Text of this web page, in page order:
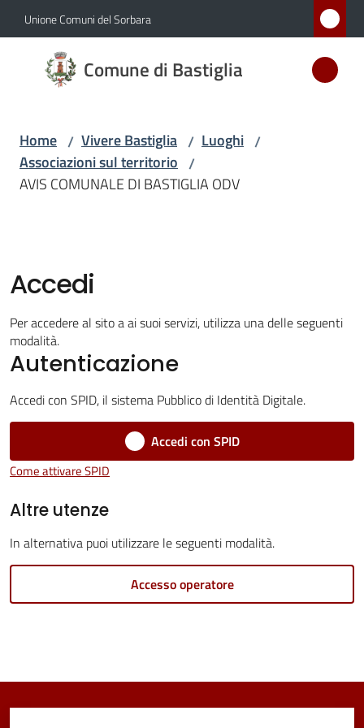
Vai al contenuto
Vai alla navigazione
Vai al footer
Unione Comuni del Sorbara
Comune di Bastiglia
Comune
di
Amministrazione
Vivere
Bastiglia
Menu selezionato
gli
Seguici
Home / Vivere Bastiglia / Luoghi /
Associazioni sul territorio /
AVIS COMUNALE DI BASTIGLIA ODV
Accedi
Per accedere al sito a ai suoi servizi, utilizza una delle seguenti
modalità.
Autenticazione
Accedi con SPID, il sistema Pubblico di Identità Digitale.
Accedi con SPID
Come attivare SPID
Altre utenze
In alternativa puoi utilizzare le seguenti modalità.
Accesso operatore